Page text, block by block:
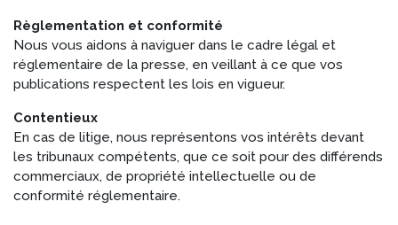
Règlementation et conformité
Nous vous aidons à naviguer dans le cadre légal et
réglementaire de la presse, en veillant à ce que vos
publications respectent les lois en vigueur.
Contentieux
En cas de litige, nous représentons vos intérêts devant
les tribunaux compétents, que ce soit pour des différends
commerciaux, de propriété intellectuelle ou de
conformité réglementaire.